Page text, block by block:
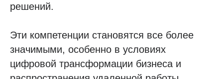
решений.
Эти компетенции становятся все более
значимыми, особенно в условиях
цифровой трансформации бизнеса и